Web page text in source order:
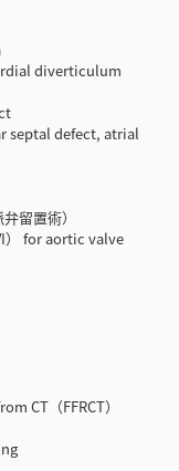
diverticulum
septal defect, atrial
留置術）
for aortic valve
CT（FFRCT）